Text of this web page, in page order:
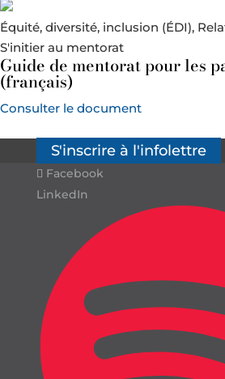
Équité, diversité, inclusion (ÉDI),
S'initier au mentorat
Guide de mentorat pour les
(français)
Consulter le document
S'inscrire à l'infolettre
Facebook
LinkedIn